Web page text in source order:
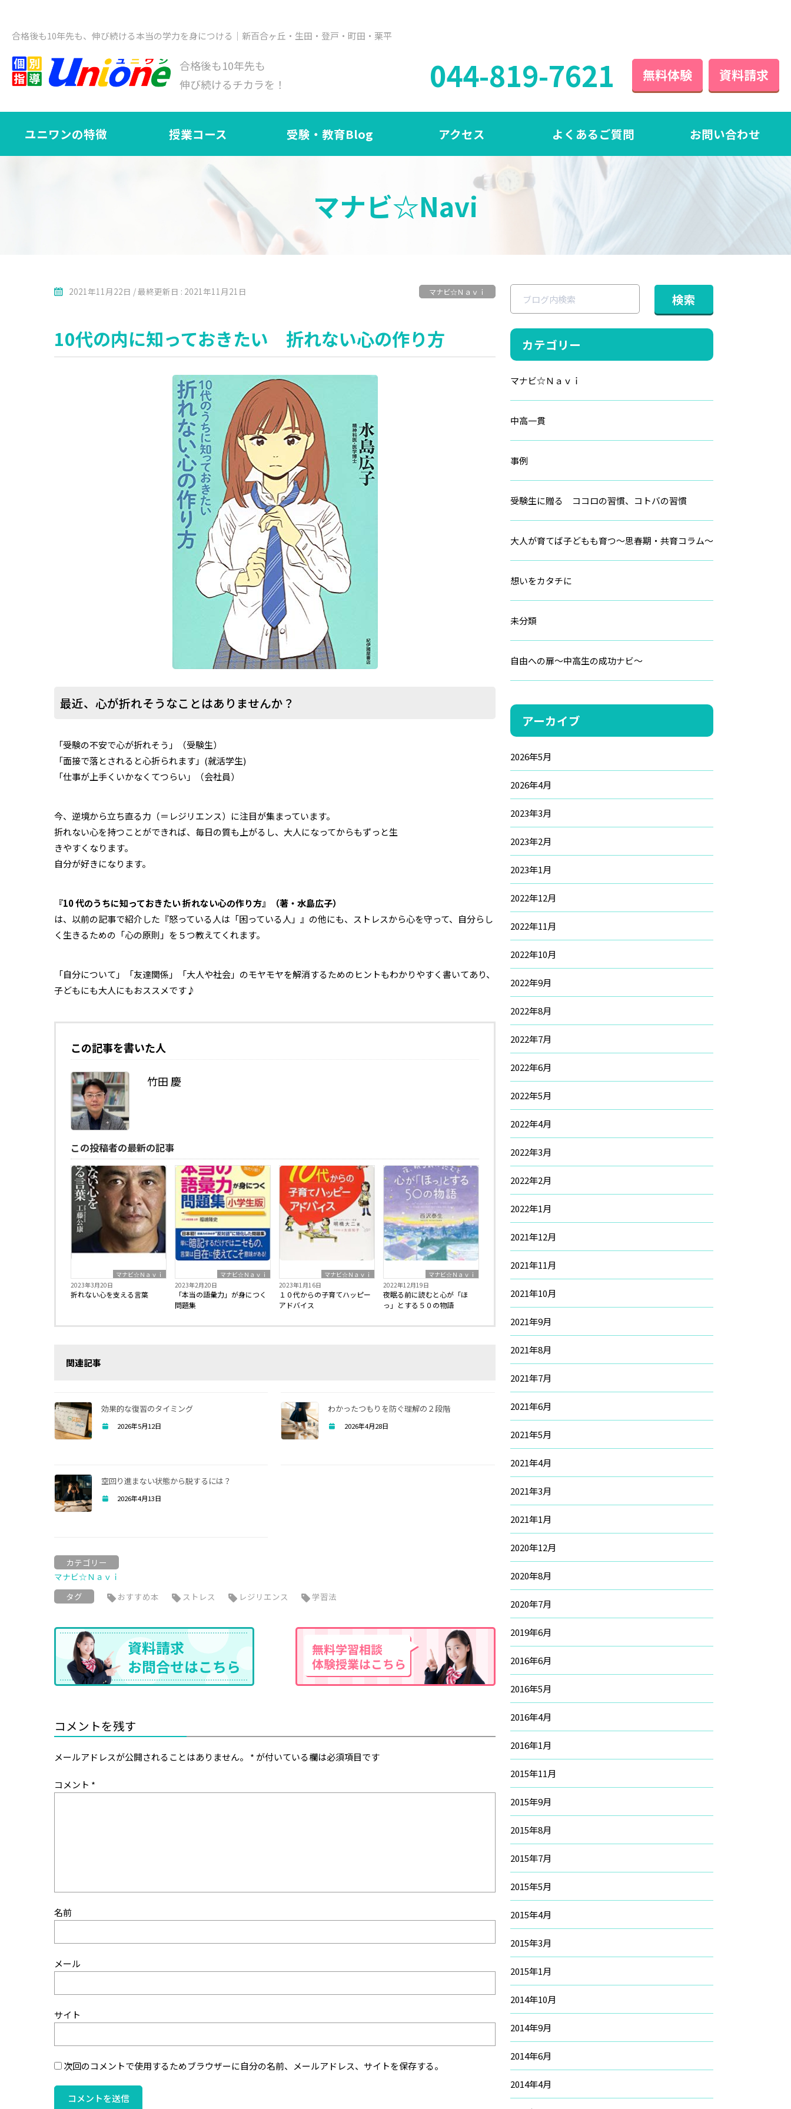
合格後も10年先も、伸び続ける本当の学力を身につける｜新百合ヶ丘・生田・登戸・町田・栗平
合格後も10年先も
伸び続けるチカラを！
044-819-7621 無料体験 資料請求
ユニワンの特徴 授業コース 受験・教育Blog アクセス よくあるご質問 お問い合わせ
マナビ☆Navi
2021年11月22日 / 最終更新日 : 2021年11月21日 マナビ☆Ｎａｖｉ
10代の内に知っておきたい 折れない心の作り方
最近、心が折れそうなことはありませんか？
「受験の不安で心が折れそう」（受験生）
「面接で落とされると心折られます」(就活学生)
「仕事が上手くいかなくてつらい」（会社員）
今、逆境から立ち直る力（＝レジリエンス）に注目が集まっています。
折れない心を持つことができれば、毎日の質も上がるし、大人になってからもずっと生
きやすくなります。
自分が好きになります。
『10 代のうちに知っておきたい 折れない心の作り方』（著・水島広子）
は、以前の記事で紹介した『怒っている人は「困っている人」』の他にも、ストレスから心を守って、自分らし
く生きるための「心の原則」を５つ教えてくれます。
「自分について」「友達関係」「大人や社会」のモヤモヤを解消するためのヒントもわかりやすく書いてあり、
子どもにも大人にもおススメです♪
この記事を書いた人
竹田 慶
この投稿者の最新の記事
マナビ☆Ｎａｖｉ
2023年3月20日
折れない心を支える言葉
マナビ☆Ｎａｖｉ
2023年2月20日
「本当の語彙力」が身につく
問題集
マナビ☆Ｎａｖｉ
2023年1月16日
１０代からの子育てハッピー
アドバイス
マナビ☆Ｎａｖｉ
2022年12月19日
夜眠る前に読むと心が「ほ
っ」とする５０の物語
関連記事
効果的な復習のタイミング
2026年5月12日
わかったつもりを防ぐ理解の２段階
2026年4月28日
空回り進まない状態から脱するには？
2026年4月13日
カテゴリー
マナビ☆Ｎａｖｉ
タグ
おすすめ本 ストレス レジリエンス 学習法
コメントを残す
メールアドレスが公開されることはありません。 * が付いている欄は必須項目です
コメント *
名前
メール
サイト
次回のコメントで使用するためブラウザーに自分の名前、メールアドレス、サイトを保存する。
カテゴリー
マナビ☆Ｎａｖｉ
中高一貫
事例
受験生に贈る ココロの習慣、コトバの習慣
大人が育てば子どもも育つ～思春期・共育コラム～
想いをカタチに
未分類
自由への扉～中高生の成功ナビ～
アーカイブ
2026年5月
2026年4月
2023年3月
2023年2月
2023年1月
2022年12月
2022年11月
2022年10月
2022年9月
2022年8月
2022年7月
2022年6月
2022年5月
2022年4月
2022年3月
2022年2月
2022年1月
2021年12月
2021年11月
2021年10月
2021年9月
2021年8月
2021年7月
2021年6月
2021年5月
2021年4月
2021年3月
2021年1月
2020年12月
2020年8月
2020年7月
2019年6月
2016年6月
2016年5月
2016年4月
2016年1月
2015年11月
2015年9月
2015年8月
2015年7月
2015年5月
2015年4月
2015年3月
2015年1月
2014年10月
2014年9月
2014年6月
2014年4月